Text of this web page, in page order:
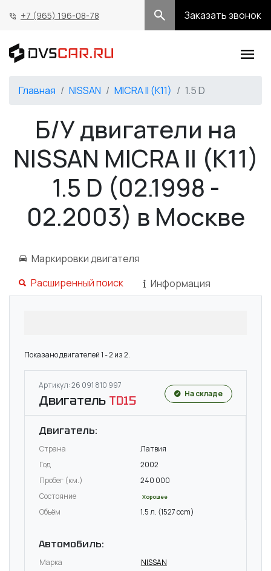
+7 (965) 196-08-78 Заказать звонок
Главная NISSAN MICRA II (K11) 1.5 D
Б/У двигатели на
NISSAN MICRA II (K11)
1.5 D (02.1998 -
02.2003) в Москве
Маркировки двигателя
Расширенный поиск
Информация
Показано двигателей 1 - 2 из 2.
Артикул: 26 091 810 997
Двигатель TD15 На складе
Двигатель:
Страна
Латвия
Год
2002
Пробег (км.)
240 000
Состояние
Хорошее
Объём 1.5 л. (1527 ccm)
Автомобиль:
Марка
NISSAN